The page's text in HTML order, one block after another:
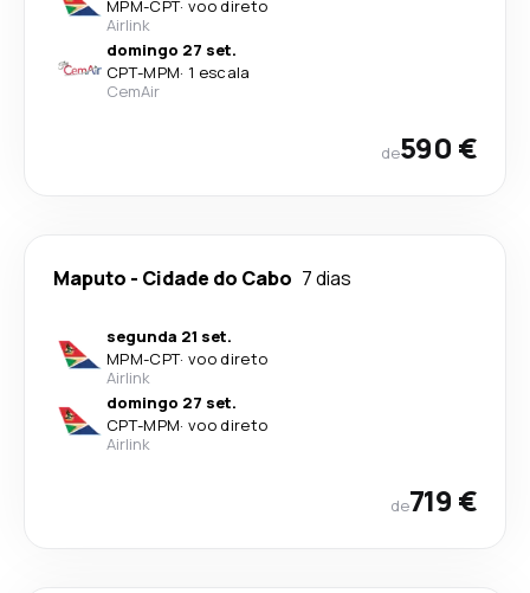
MPM-CPT· voo direto
Airlink
domingo 27 set.
CPT-MPM· 1 escala
CemAir
de590 €
Maputo - Cidade do Cabo 7 dias
segunda 21 set.
MPM-CPT· voo direto
Airlink
domingo 27 set.
CPT-MPM· voo direto
Airlink
de719 €